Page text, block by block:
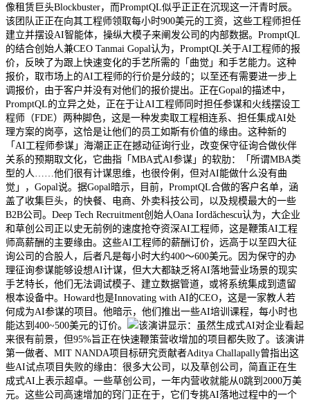
像租赁巨头Blockbuster，而PromptQL似乎正正在沉现这一汗青时辰。
该团队正正在向其工程师领取每小时900美元的工资，这些工程师担任
建立并摆设AI智能体，操纵大模子来阐发公司的内部数据。PromptQL
的结合创始人兼CEO Tanmai Gopal认为，PromptQL关于AI工程师的报
价，反映了为跟上快速变化的手艺所需的「曲觉」和手艺能力。这种
报价，取市场上的AI工程师的行价是分歧的；以至还有需要进一步上
调报价，由于客户并没有对他们的报价提出。正在Gopal的描述中，
PromptQL的立异之处，正在于让AI工程师同时担任参谋和火线摆设工
程师（FDE）两种脚色，这是一种发卖取工程相连系、担任集成AI处
理方案的岗亭，这恰是让他们的员工如斯有价值的缘由。这种新的
「AI工程师参谋」海潮正正在撼动征询行业，改变保守征询合做伙伴
关系的预期取文化，它曲指「MBA式AI参谋」的软肋：「所谓MBA类
型的人……他们很有计谋思维，也很伶俐，但对AI能做什么没有曲
觉」，Gopal说。据Gopal暗示，目前，PromptQL合做的客户名单，涵
盖了收集巨头，的快餐、电商、外卖科技公司，以及规模最大的一些
B2B公司。Deep Tech Recruitment创始人Oana Iordăchescu认为，大企业
和草创公司正以史无前例的速度抢夺资深AI工程师，这是鞭策AI工程
师高薪酬的主要缘由。这些AI工程师的薪酬订价，远高于以至四大征
询公司的合股人，后者凡是每小时大约400～600美元。因为保守的办
理征询参谋能够设想AI计谋，但大大都缺乏将AI落地营业场景的现实
手艺特长，他们无法调试模子、建立数据管道，或将系统集成到遗留
根本设备中。Howard也是Innovating with AI的CEO，这是一家教人若
何成为AI参谋的项目。他暗示，他们推出一些AI培训课程，每小时也
能达到400~500美元的订价。
该演讲显示：虽然生成式AI对企业看起
来很有前景，但95%旨正在快速鞭策营收增加的项目都失败了。该演讲
第一做者、MIT NANDA项目标研究贡献者Aditya Challapally曾指出这
些AI试点项目失败的缘由：很多大公司，以及草创公司，简直正在生
成式AI上表示超卓。一些草创公司，一年内营收就能从0跳到2000万美
元。这些公司高速增加的窍门正在于，它们专挑AI落地过程中的一个